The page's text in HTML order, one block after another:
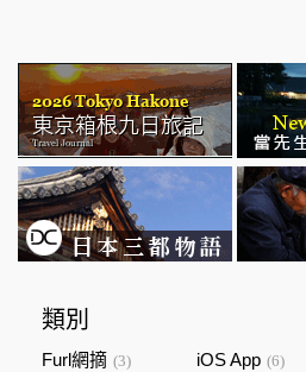
類別
Furl網摘 (3) iOS App (6)